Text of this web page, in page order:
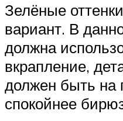
Зелёные
вариант. В
должна
вкрапление,
должен быть на
спокойнее